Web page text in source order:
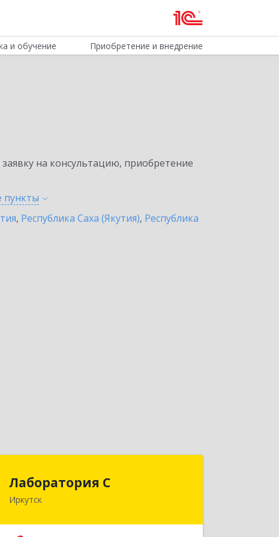
и обучение Приобретение и внедрение
на консультацию, приобретение
пункты
, Республика Саха (Якутия), Республика
Лаборатория С
Иркутск664003, Иркутская обл, Иркутск г,